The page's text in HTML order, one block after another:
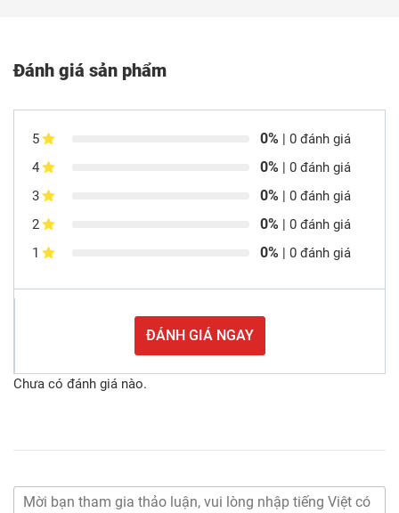
Đánh giá sản phẩm
5 0% | 0 đánh giá
4
0% | 0 đánh giá
3
0% | 0 đánh giá
2
0% | 0 đánh giá
1
0% | 0 đánh giá
ĐÁNH GIÁ NGAY
Chưa có đánh giá nào.